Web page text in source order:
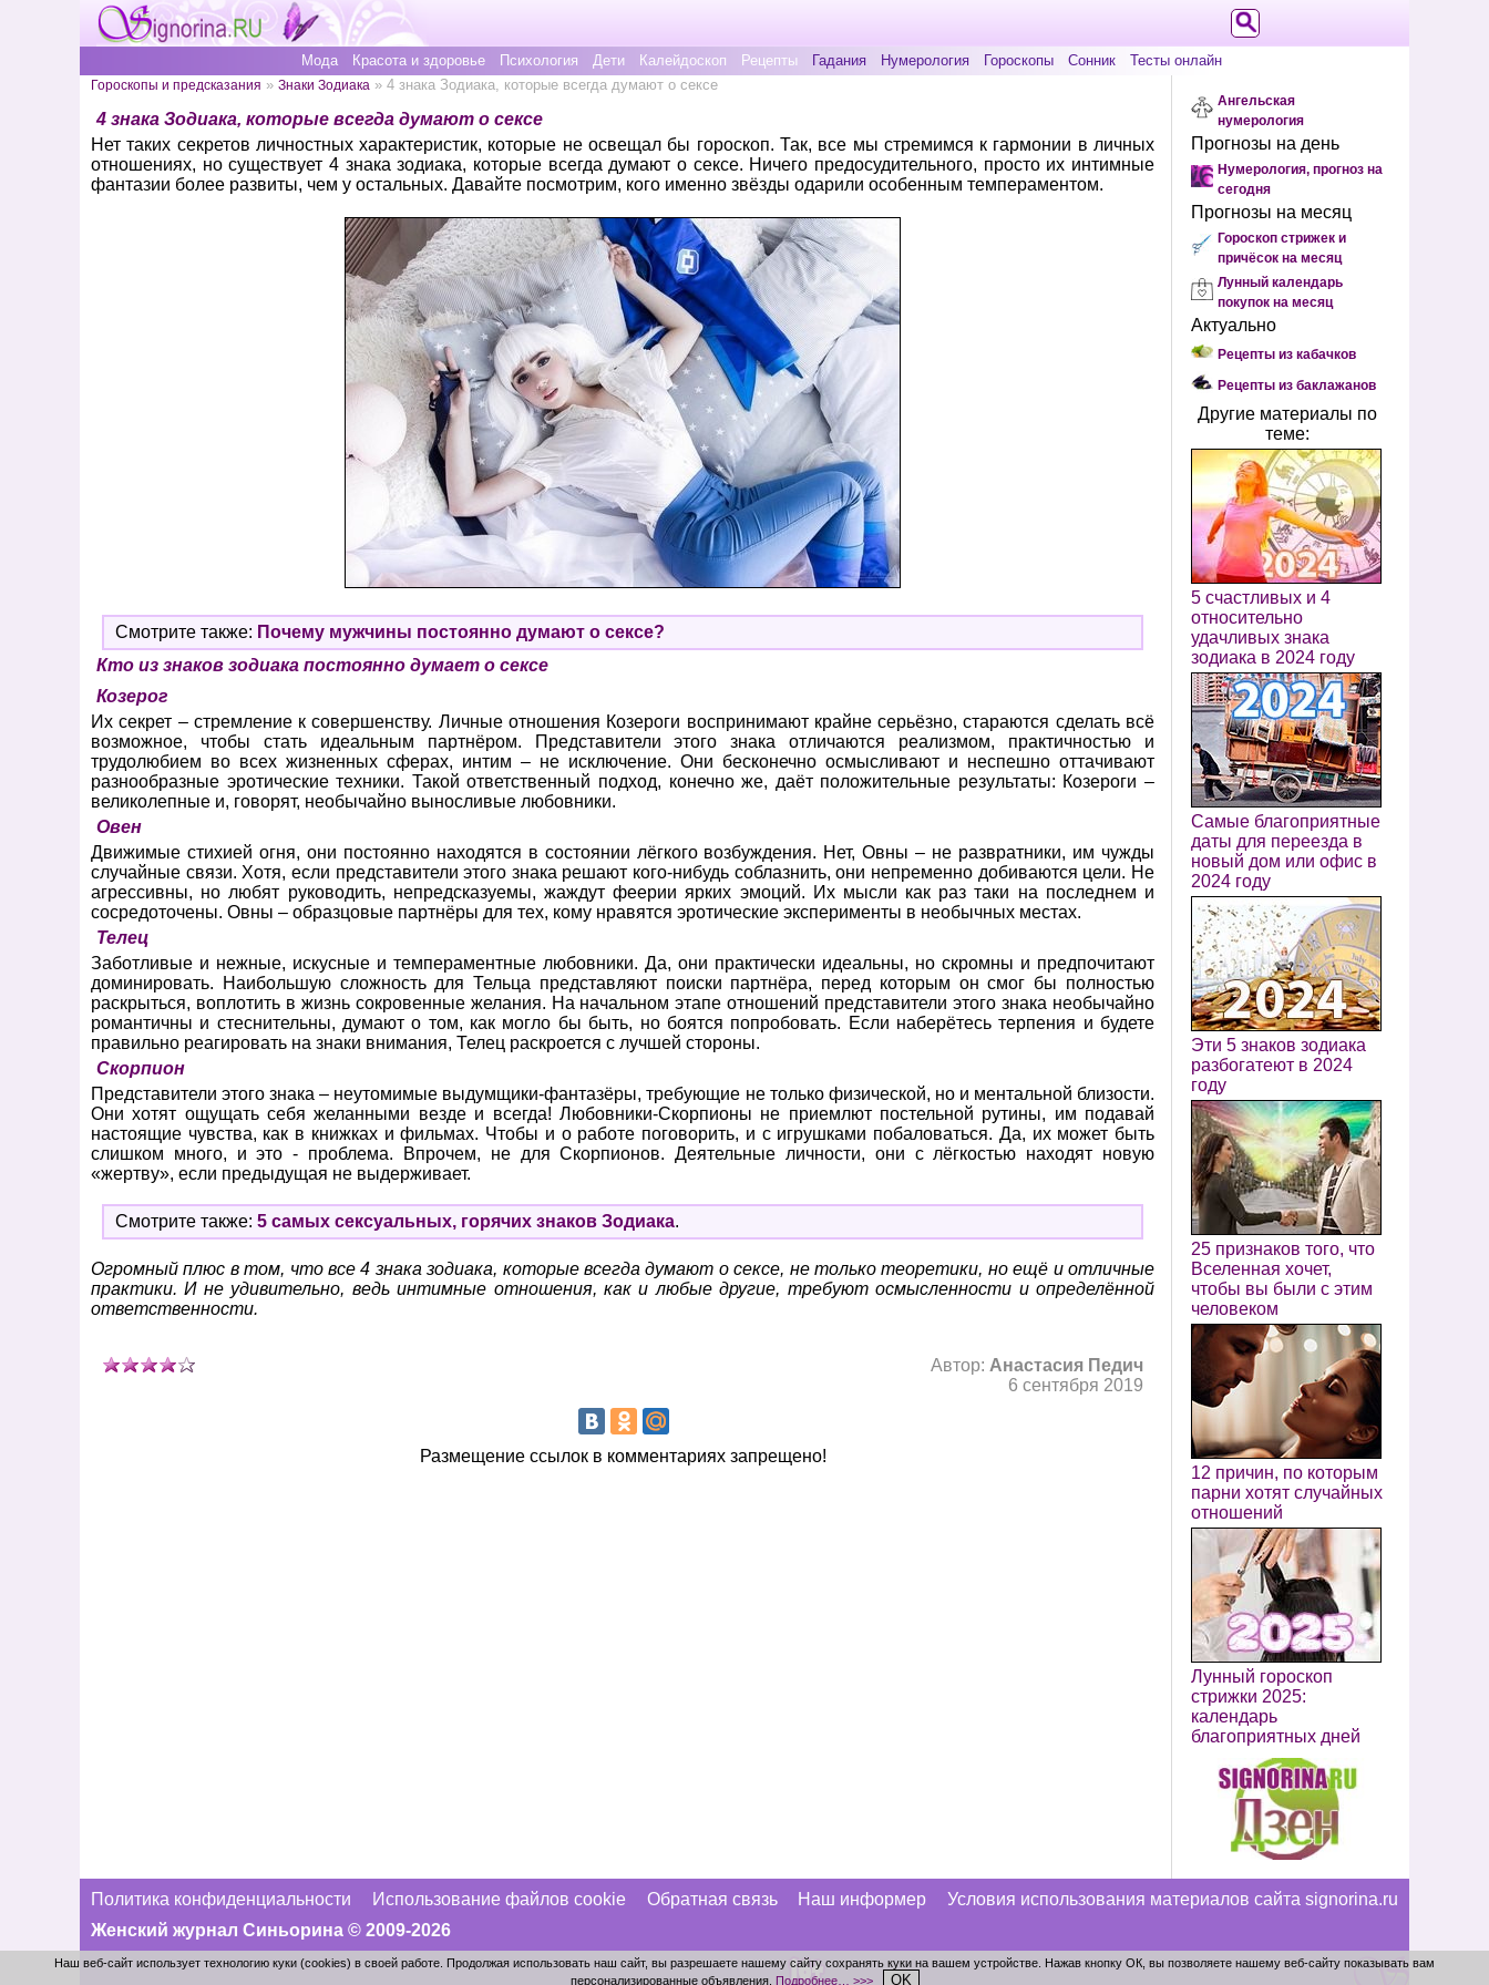
Мода Красота и здоровье Психология Дети Калейдоскоп Рецепты Гадания Нумерология Гороскопы Сонник Тесты онлайн
Гороскопы и предсказания » Знаки Зодиака » 4 знака Зодиака, которые всегда думают о сексе
4 знака Зодиака, которые всегда думают о сексе
Нет таких секретов личностных характеристик, которые не освещал бы гороскоп. Так, все мы стремимся к гармонии в личных
отношениях, но существует 4 знака зодиака, которые всегда думают о сексе. Ничего предосудительного, просто их интимные
фантазии более развиты, чем у остальных. Давайте посмотрим, кого именно звёзды одарили особенным темпераментом.
Смотрите также: Почему мужчины постоянно думают о сексе?
Кто из знаков зодиака постоянно думает о сексе
Козерог
Их секрет – стремление к совершенству. Личные отношения Козероги воспринимают крайне серьёзно, стараются сделать всё
возможное, чтобы стать идеальным партнёром. Представители этого знака отличаются реализмом, практичностью и
трудолюбием во всех жизненных сферах, интим – не исключение. Они бесконечно осмысливают и неспешно оттачивают
разнообразные эротические техники. Такой ответственный подход, конечно же, даёт положительные результаты: Козероги –
великолепные и, говорят, необычайно выносливые любовники.
Овен
Движимые стихией огня, они постоянно находятся в состоянии лёгкого возбуждения. Нет, Овны – не развратники, им чужды
случайные связи. Хотя, если представители этого знака решают кого-нибудь соблазнить, они непременно добиваются цели. Не
агрессивны, но любят руководить, непредсказуемы, жаждут феерии ярких эмоций. Их мысли как раз таки на последнем и
сосредоточены. Овны – образцовые партнёры для тех, кому нравятся эротические эксперименты в необычных местах.
Телец
Заботливые и нежные, искусные и темпераментные любовники. Да, они практически идеальны, но скромны и предпочитают
доминировать. Наибольшую сложность для Тельца представляют поиски партнёра, перед которым он смог бы полностью
раскрыться, воплотить в жизнь сокровенные желания. На начальном этапе отношений представители этого знака необычайно
романтичны и стеснительны, думают о том, как могло бы быть, но боятся попробовать. Если наберётесь терпения и будете
правильно реагировать на знаки внимания, Телец раскроется с лучшей стороны.
Скорпион
Представители этого знака – неутомимые выдумщики-фантазёры, требующие не только физической, но и ментальной близости.
Они хотят ощущать себя желанными везде и всегда! Любовники-Скорпионы не приемлют постельной рутины, им подавай
настоящие чувства, как в книжках и фильмах. Чтобы и о работе поговорить, и с игрушками побаловаться. Да, их может быть
слишком много, и это - проблема. Впрочем, не для Скорпионов. Деятельные личности, они с лёгкостью находят новую
«жертву», если предыдущая не выдерживает.
Смотрите также: 5 самых сексуальных, горячих знаков Зодиака.
Огромный плюс в том, что все 4 знака зодиака, которые всегда думают о сексе, не только теоретики, но ещё и отличные
практики. И не удивительно, ведь интимные отношения, как и любые другие, требуют осмысленности и определённой
ответственности.
Автор: Анастасия Педич
6 сентября 2019
Размещение ссылок в комментариях запрещено!
Ангельская
нумерология
Прогнозы на день
Нумерология, прогноз на
сегодня
Прогнозы на месяц
Гороскоп стрижек и
причёсок на месяц
Лунный календарь
покупок на месяц
Актуально
Рецепты из кабачков
Рецепты из баклажанов
Другие материалы по
теме:
5 счастливых и 4
относительно
удачливых знака
зодиака в 2024 году
Самые благоприятные
даты для переезда в
новый дом или офис в
2024 году
Эти 5 знаков зодиака
разбогатеют в 2024
году
25 признаков того, что
Вселенная хочет,
чтобы вы были с этим
человеком
12 причин, по которым
парни хотят случайных
отношений
Лунный гороскоп
стрижки 2025:
календарь
благоприятных дней
Политика конфиденциальности Использование файлов cookie Обратная связь Наш информер
Условия использования материалов сайта signorina.ru
Женский журнал Синьорина © 2009-2026
Наш веб-сайт использует технологию куки (cookies) в своей работе. Продолжая использовать наш сайт, вы разрешаете нашему сайту сохранять куки на вашем устройстве. Нажав кнопку ОК, вы позволяете нашему веб-сайту показывать вам
персонализированные объявления. Подробнее… >>> OK